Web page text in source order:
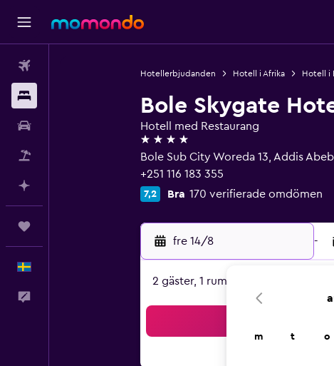
Hotellerbjudanden Hotell i Afrika Hotell i
Bole Skygate
Hotell med Restaurang
4 stjärnor
Bole Sub City Woreda 13, Addis
+251 116 183 355
7,2 Bra 170 verifierade omdömen
fre 14/8 -
2 gäster, 1 rum
m t o